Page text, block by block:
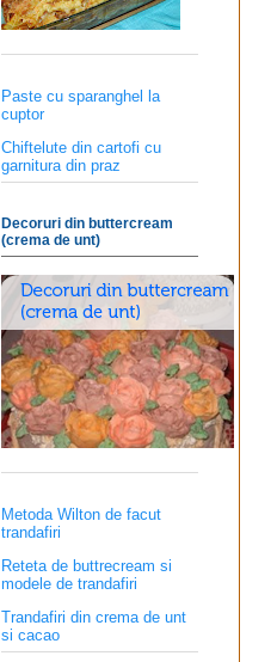
Paste cu sparanghel la
cuptor
Chiftelute din cartofi cu
garnitura din praz
Decoruri din buttercream
(crema de unt)
Metoda Wilton de facut
trandafiri
Reteta de buttrecream si
modele de trandafiri
Trandafiri din crema de unt
si cacao